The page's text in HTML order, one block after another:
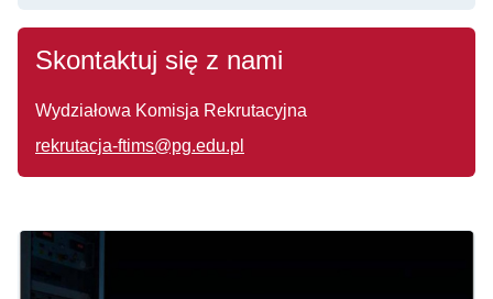
Skontaktuj się z nami
Wydziałowa Komisja Rekrutacyjna
rekrutacja-ftims@pg.edu.pl